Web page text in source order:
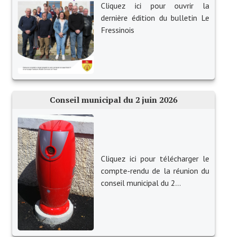
Actions et projets
Projets et travaux en cours
Procès verbaux des conseils municipaux
Communication
Le village dans l'intercommunalité
Communauté de communes
Autres groupements
Les réseaux partenaires
L'association des maires
L'office de tourisme
Cliquez ici pour ouvrir la
dernière édition du bulletin Le
Fressinois
Conseil municipal du 2 juin 2026
Cliquez ici pour télécharger le
compte-rendu de la réunion du
conseil municipal du 2...